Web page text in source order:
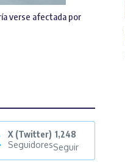
verse afectada por
X (Twitter) 1,248
SeguidoresSeguir